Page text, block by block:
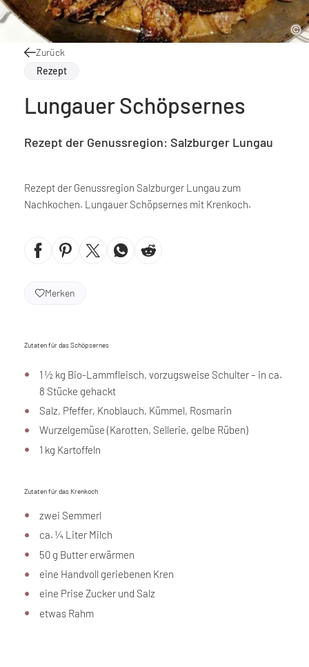
Zurück
Rezept
Lungauer Schöpsernes
Rezept der Genussregion: Salzburger Lungau
Rezept der Genussregion Salzburger Lungau zum
Nachkochen. Lungauer Schöpsernes mit Krenkoch.
Merken
Zutaten für das Schöpsernes
1 ½ kg Bio-Lammfleisch, vorzugsweise Schulter – in ca.
8 Stücke gehackt
Salz, Pfeffer, Knoblauch, Kümmel, Rosmarin
Wurzelgemüse (Karotten, Sellerie, gelbe Rüben)
1 kg Kartoffeln
Zutaten für das Krenkoch
zwei Semmerl
ca. ¼ Liter Milch
50 g Butter erwärmen
eine Handvoll geriebenen Kren
eine Prise Zucker und Salz
etwas Rahm